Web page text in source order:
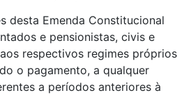
desta Emenda Constitucional
e pensionistas, civis e
respectivos regimes próprios
o pagamento, a qualquer
a períodos anteriores à